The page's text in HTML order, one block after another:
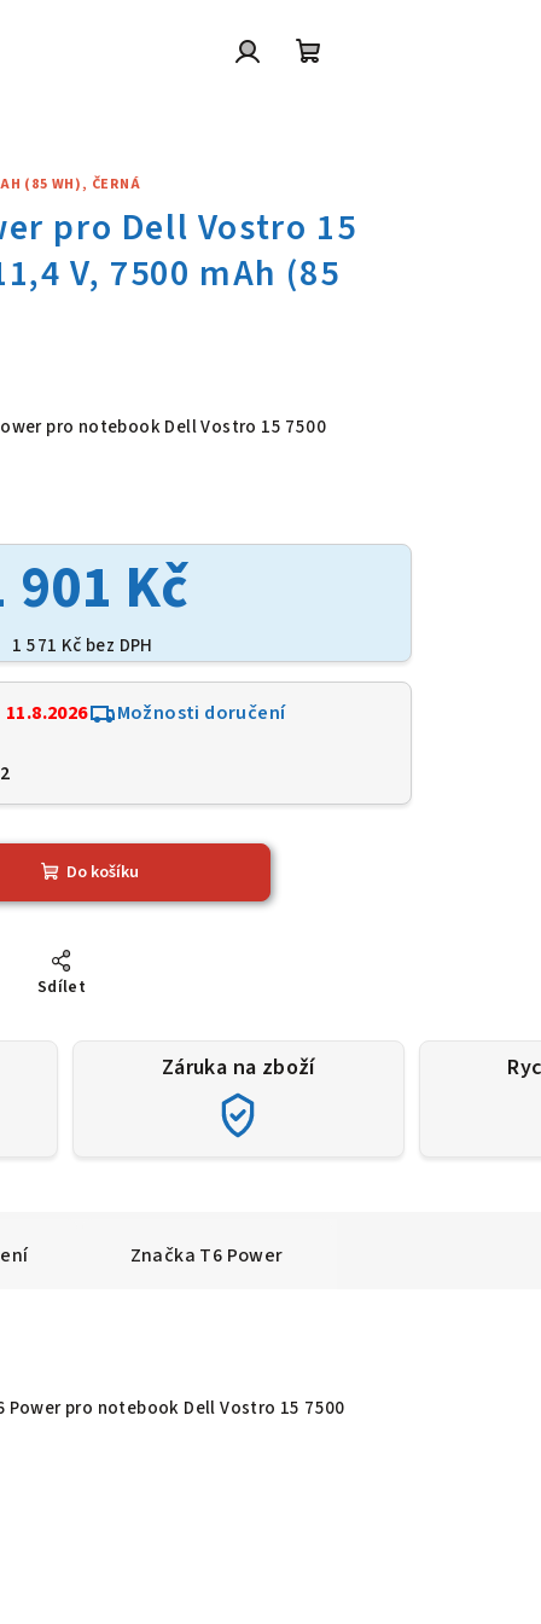
(85 WH), ČERNÁ
pro Dell Vostro 15 7500,
pro notebook Dell Vostro 15 7500
901 Kč
1 571 Kč bez DPH
11.8.2026 Možnosti doručení
Do košíku
Sdílet
Záruka na zboží
Značka T6 Power
pro notebook Dell Vostro 15 7500